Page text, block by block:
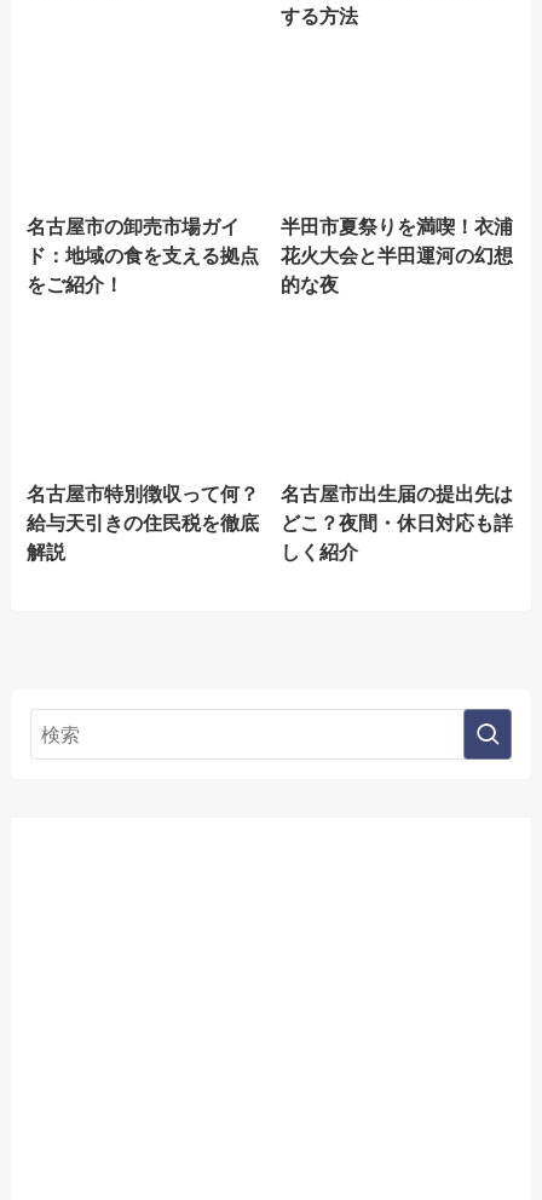
する方法
名古屋市の卸売市場ガイ
ド：地域の食を支える拠点
をご紹介！
半田市夏祭りを満喫！衣浦
花火大会と半田運河の幻想
的な夜
名古屋市特別徴収って何？
給与天引きの住民税を徹底
解説
名古屋市出生届の提出先は
どこ？夜間・休日対応も詳
しく紹介